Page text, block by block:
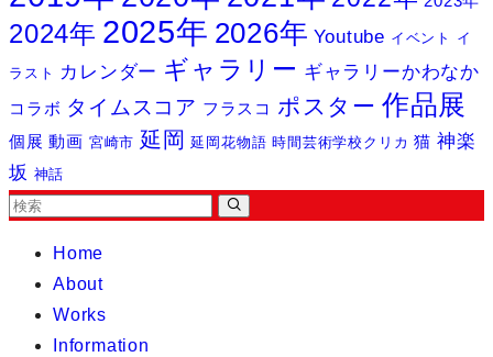
2024年 2025年 2026年 Youtube イベント イ
ラスト カレンダー ギャラリー ギャラリーかわなか
コラボ タイムスコア フラスコ ポスター 作品展
個展 動画 宮崎市 延岡 延岡花物語 時間芸術学校クリカ 猫 神楽
坂 神話
Home
About
Works
Information